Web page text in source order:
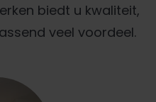
biedt u kwaliteit,
veel voordeel.